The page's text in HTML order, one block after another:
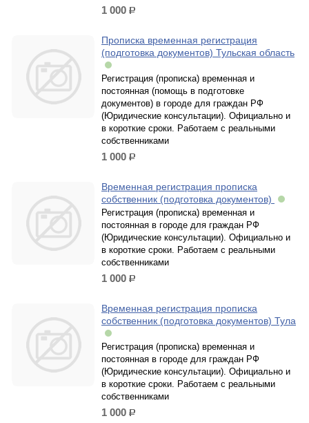
1 000 р.
Прописка временная регистрация
(подготовка документов) Тульская область
Регистрация (прописка) временная и
постоянная (помощь в подготовке
документов) в городе для граждан РФ
(Юридические консультации). Официально и
в короткие сроки. Работаем с реальными
собственниками
1 000 р.
Временная регистрация прописка
собственник (подготовка документов)
Регистрация (прописка) временная и
постоянная в городе для граждан РФ
(Юридические консультации). Официально и
в короткие сроки. Работаем с реальными
собственниками
1 000 р.
Временная регистрация прописка
собственник (подготовка документов) Тула
Регистрация (прописка) временная и
постоянная в городе для граждан РФ
(Юридические консультации). Официально и
в короткие сроки. Работаем с реальными
собственниками
1 000 р.